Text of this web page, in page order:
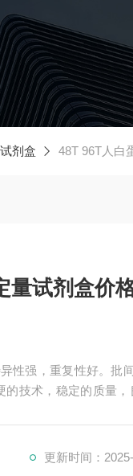
剂盒 48T 96T人白
量试剂盒价
性强，重复性好。批
技术，稳定的质量
更新时间：